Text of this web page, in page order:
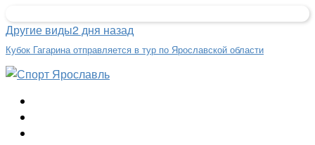
Другие виды2 дня назад
Кубок Гагарина отправляется в тур по Ярославской области